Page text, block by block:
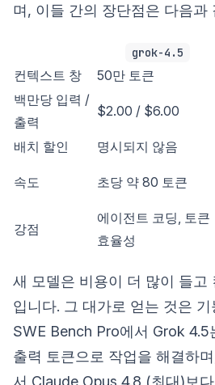
며, 이들 간의 장단점은 다음과
grok-4.5
컨텍스트 창 50만 토큰
백만당 입력 /
출력
$2.00 / $6.00
배치 할인 명시되지 않음
속도 초당 약 80 토큰
강점
에이전트 코딩, 토큰
효율성
새 모델은 비용이 더 많이 들고
입니다. 그 대가로 얻는 것은
SWE Bench Pro에서 Grok 4.5
출력 토큰으로 작업을 해결하
서 Claude Opus 4.8 (최대)보